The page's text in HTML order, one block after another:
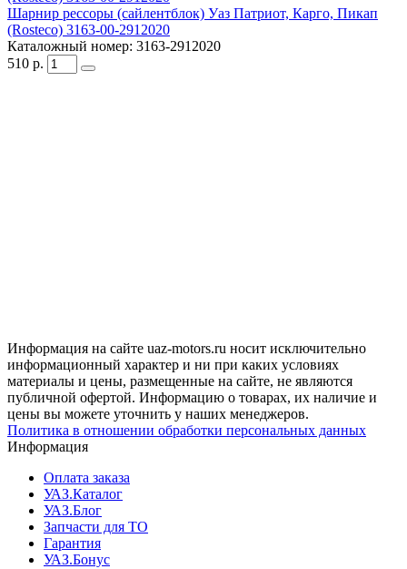
Шарнир рессоры (сайлентблок) Уаз Патриот, Карго, Пикап
(Rosteco) 3163-00-2912020
Каталожный номер: 3163-2912020
510 р.
Информация на сайте uaz-motors.ru носит исключительно
информационный характер и ни при каких условиях
материалы и цены, размещенные на сайте, не являются
публичной офертой. Информацию о товарах, их наличие и
цены вы можете уточнить у наших менеджеров.
Политика в отношении обработки персональных данных
Информация
Оплата заказа
УАЗ.Каталог
УАЗ.Блог
Запчасти для ТО
Гарантия
УАЗ.Бонус